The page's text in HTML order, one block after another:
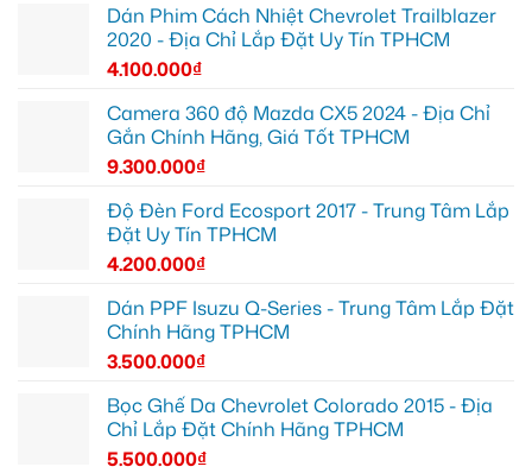
Dán Phim Cách Nhiệt Chevrolet Trailblazer
2020 - Địa Chỉ Lắp Đặt Uy Tín TPHCM
4.100.000₫
Camera 360 độ Mazda CX5 2024 - Địa Chỉ
Gắn Chính Hãng, Giá Tốt TPHCM
9.300.000₫
Độ Đèn Ford Ecosport 2017 - Trung Tâm Lắp
Đặt Uy Tín TPHCM
4.200.000₫
Dán PPF Isuzu Q-Series - Trung Tâm Lắp Đặt
Chính Hãng TPHCM
3.500.000₫
Bọc Ghế Da Chevrolet Colorado 2015 - Địa
Chỉ Lắp Đặt Chính Hãng TPHCM
5.500.000₫